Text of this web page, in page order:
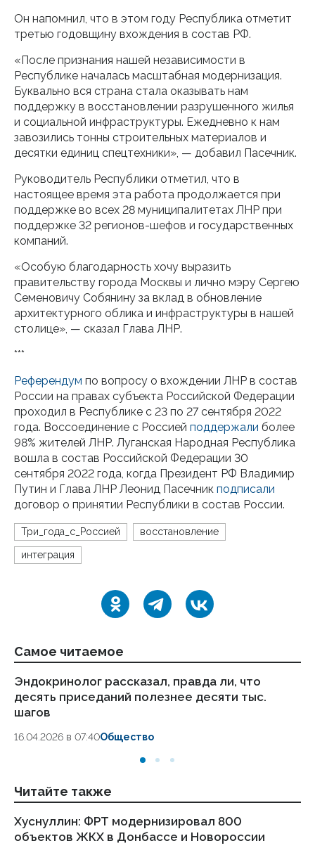
Он напомнил, что в этом году Республика отметит
третью годовщину вхождения в состав РФ.
«После признания нашей независимости в
Республике началась масштабная модернизация.
Буквально вся страна стала оказывать нам
поддержку в восстановлении разрушенного жилья
и социальной инфраструктуры. Ежедневно к нам
завозились тонны строительных материалов и
десятки единиц спецтехники», — добавил Пасечник.
Руководитель Республики отметил, что в
настоящее время эта работа продолжается при
поддержке во всех 28 муниципалитетах ЛНР при
поддержке 32 регионов-шефов и государственных
компаний.
«Особую благодарность хочу выразить
правительству города Москвы и лично мэру Сергею
Семеновичу Собянину за вклад в обновление
архитектурного облика и инфраструктуры в нашей
столице», — сказал Глава ЛНР.
***
Референдум по вопросу о вхождении ЛНР в состав
России на правах субъекта Российской Федерации
проходил в Республике с 23 по 27 сентября 2022
года. Воссоединение с Россией поддержали более
98% жителей ЛНР. Луганская Народная Республика
вошла в состав Российской Федерации 30
сентября 2022 года, когда Президент РФ Владимир
Путин и Глава ЛНР Леонид Пасечник подписали
договор о принятии Республики в состав России.
Три_года_с_Россией восстановление
интеграция
Самое читаемое
Эндокринолог рассказал, правда ли, что
десять приседаний полезнее десяти тыс.
шагов
16.04.2026 в 07:40Общество
Читайте также
Хуснуллин: ФРТ модернизировал 800
объектов ЖКХ в Донбассе и Новороссии